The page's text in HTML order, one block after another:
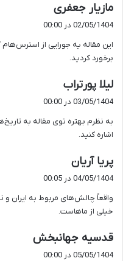
مازیار جعفری
ف
:
02/05/1404 در 00:00
این مقاله یه جورایی از
برخورد کردید.
لیلا پورتراب
ف
:
03/05/1404 در 00:00
به نظرم بهتره توی مقاله به
اشاره کنید.
پریا آریان
:
04/05/1404 در 00:05
واقعاً چالش‌های مربوط به ایران
خیلی از ماهاست.
قدسیه جهانبخش
05/05/1404 در 00:00